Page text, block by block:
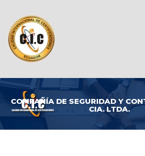
COMPAÑÍA DE SEGURIDAD Y
CIA. LTDA.